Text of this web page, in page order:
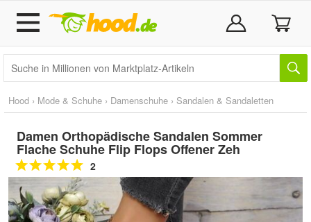
Hood › Mode & Schuhe › Damenschuhe › Sandalen & Sandaletten
Damen Orthopädische Sandalen Sommer
Flache Schuhe Flip Flops Offener Zeh
2